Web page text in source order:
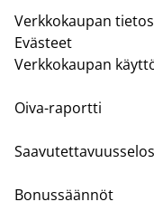
Verkkokaupan
Evästeet
Verkkokaupan
Oiva-raportti
Bonussäännöt